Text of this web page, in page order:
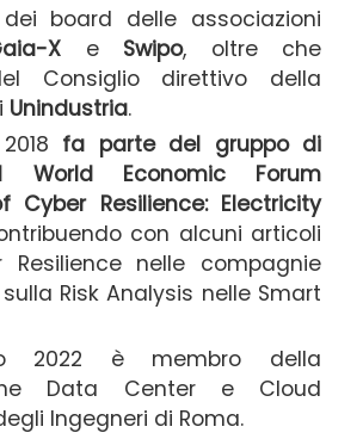
board delle associazioni
X e Swipo, oltre che
Consiglio direttivo della
Unindustria.
fa parte del gruppo di
World Economic Forum
Cyber ​​Resilience: Electricity
con alcuni articoli
​​Resilience nelle compagnie
Risk Analysis nelle Smart
2022 è membro della
Data Center e Cloud
Ingegneri di Roma.